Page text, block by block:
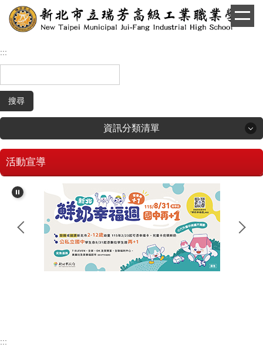
跳
到
內
:::
搜尋
資訊分類清單
回首頁
學生和家長專區
招生專區
活動宣導
:::